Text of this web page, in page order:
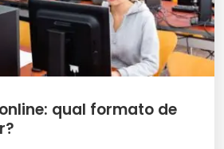
qual formato de